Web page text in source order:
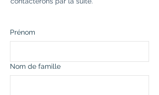
Prénom
Nom de famille